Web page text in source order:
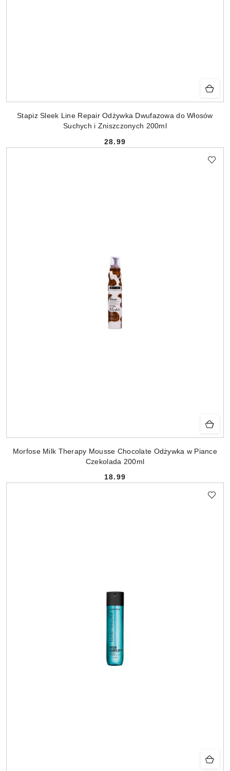
Stapiz Sleek Line Repair Odżywka Dwufazowa do Włosów
Suchych i Zniszczonych 200ml
Cena:
28.99
Morfose Milk Therapy Mousse Chocolate Odżywka w Piance
Czekolada 200ml
Cena:
18.99